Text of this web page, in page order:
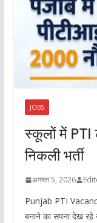
JOBS
स्कूलों में PTI
निकली भर्ती
अगस्त 5, 2026
Punjab PTI
बनाने का सपना देख